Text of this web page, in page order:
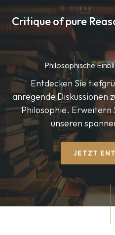
Inhalt
springen
Critique of pure
Philosophische
Entdecken Sie
anregende Diskussionen
Philosophie. Erweitern
unseren
JETZT